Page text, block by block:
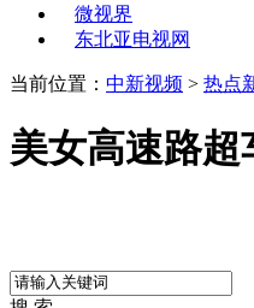
微视界
东北亚电视网
当前位置： 中新视频 > 热点
美女高速路